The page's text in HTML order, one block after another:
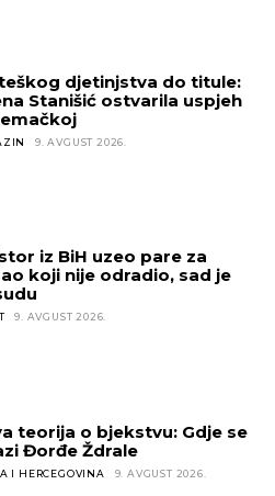
djetinjstva do titule:
Stanišić ostvarila uspjeh
9. AVGUST 2026.
iz BiH uzeo pare za
koji nije odradio, sad je
9. AVGUST 2026.
teorija o bjekstvu: Gdje se
Đorđe Ždrale
I HERCEGOVINA 9. AVGUST 2026.